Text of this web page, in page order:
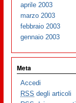
aprile 2003
marzo 2003
febbraio 2003
gennaio 2003
Meta
Accedi
RSS degli articoli